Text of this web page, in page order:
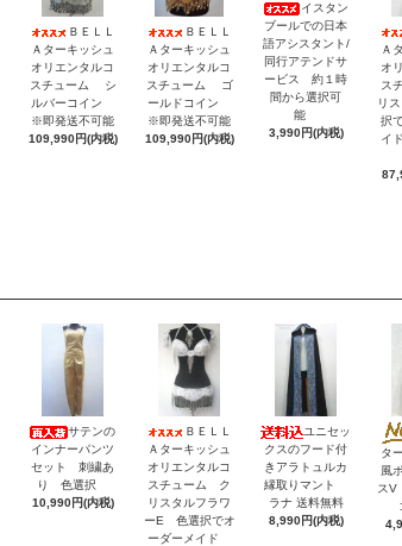
ＢＥＬＬ
Ａターキッシュ
オリエンタルコ
スチューム シ
ルバーコイン
※即発送不可能
109,990円(内税)
ＢＥＬＬ
Ａターキッシュ
オリエンタルコ
スチューム ゴ
ールドコイン
※即発送不可能
109,990円(内税)
イスタン
ブールでの日本
語アシスタント/
同行アテンドサ
ービス 約１時
間から選択可
能
3,990円(内税)
Ａ
オ
ス
リ
択
イ
サテンの
インナーパンツ
セット 刺繍あ
り 色選択
10,990円(内税)
ＢＥＬＬ
Ａターキッシュ
オリエンタルコ
スチューム ク
リスタルフラワ
ーE 色選択でオ
ーダーメイド
ユニセッ
クスのフード付
きアラトュルカ
縁取りマント
ラナ 送料無料
8,990円(内税)
タ
風
スV